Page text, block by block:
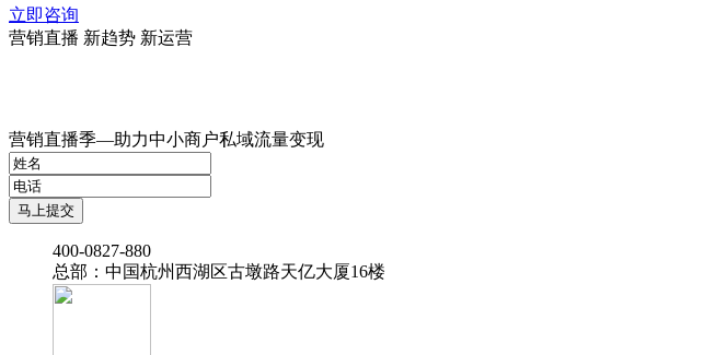
立即咨询
营销直播 新趋势 新运营
营销直播季—助力中小商户私域流量变现
‭400-0827-880
总部：中国杭州西湖区古墩路天亿大厦16楼